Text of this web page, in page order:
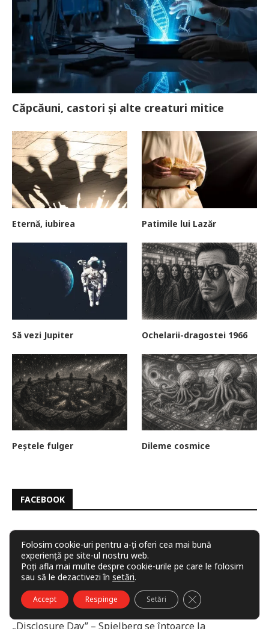
Căpcăuni, castori și alte creaturi mitice
Eternă, iubirea Patimile lui Lazăr
Să vezi Jupiter Ochelarii-dragostei 1966
Peștele fulger Dileme cosmice
FACEBOOK
ARTICOLE RECENTE
„Disclosure Day” – Spielberg se întoarce la
Folosim cookie-uri pentru a-ți oferi cea mai bună
experiență pe site-ul nostru web.
Poți afla mai multe despre cookie-urile pe care le folosim
sau să le dezactivezi în setări.
Accept Respinge Setări CLOSE GDPR